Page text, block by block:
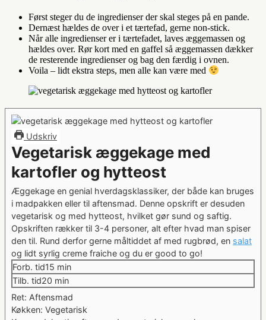
Først steger du de ingredienser der skal steges på en pande.
Dernæst hældes de over i et tærtefad, gerne non-stick.
Når alle ingredienser er i tærtefadet, laves æggemassen og
hældes over. Rør kort med en gaffel så æggemassen dækker
de resterende ingredienser og bag den færdig i ovnen.
Voila – lidt ekstra steps, men alle kan være med
Udskriv
Vegetarisk æggekage med
kartofler og hytteost
Æggekage en genial hverdagsklassiker, der både kan bruges
i madpakken eller til aftensmad. Denne opskrift er desuden
vegetarisk og med hytteost, hvilket gør sund og saftig.
Opskriften rækker til 3-4 personer, alt efter hvad man spiser
den til. Rund derfor gerne måltiddet af med rugbrød, en salat
og lidt syrlig creme fraiche og du er good to go!
Forb. tid15 minutter
min
Tilb. tid20 minutter
min
Ret: Aftensmad
Køkken: Vegetarisk